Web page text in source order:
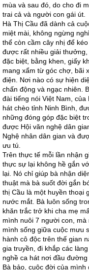
mùa và sau đó, do cho đi
trai cả và người con gái út.
Hà Thị Cầu đã dành cả
miệt mài, không ngừng
thể còn cầm cây nhị để
được rất nhiều giải
đặc biệt, bằng khen, giấy
mang xẩm từ góc chợ, bãi
điện. Nơi nào có sự hiện
chấn động và ngạc nhiên.
đài tiếng nói Việt Nam,
hát chèo tỉnh Ninh Bình,
những đóng góp đặc biệt
được Hội văn nghệ dân
Nghệ nhân dân gian và
ưu tú.
Trên thực tế mỗi lần nhận
thực sự lại không hề gắn
lại. Nó chỉ giúp bà nhận
thuật mà bà suốt đời gắn
thị Cầu là một huyền thoại
nước mắt. Bà luôn sống
khăn trắc trở khi cha mẹ
mình nuôi 7 người con,
mình sống giữa cuộc mưu
hành cô độc trên thế gian
gia truyền, đi khắp các
nghề ca hát nơi đầu đường
Bà bảo, cuộc đời của